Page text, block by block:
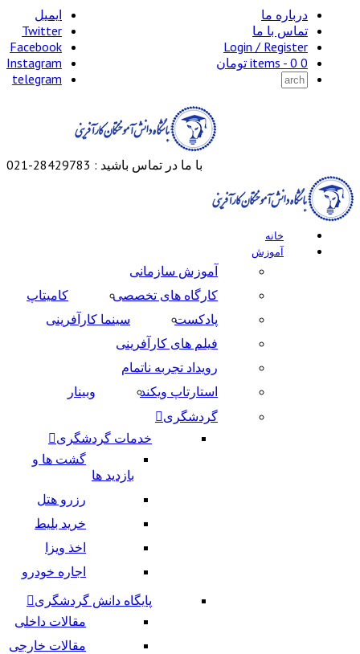
درباره ما
تماس با ما
Login / Register
0 items -
0 تومان
ایمیل
Twitter
Facebook
Instagram
telegram
با ما در تماس باشید : 28429783-021
خانه
آموزش
آموزش سازمانی
کارگاه های تخصصی
کامیتاپ
پادکست
سینما کارآفرینی
فیلم های کارآفرینی
رویداد تجربه ناتمام
استارتاپ ویکند
وبینار
گردشگری
خدمات گردشگری
گشت ها و
بازدید ها
رزرو هتل
خرید بلیط
اخذ ویزا
اجاره خودرو
پایگاه دانش گردشگری
مقالات داخلی
مقالات خارجی